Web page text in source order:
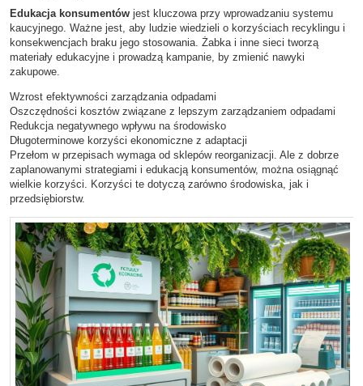
Edukacja konsumentów jest kluczowa przy wprowadzaniu systemu
kaucyjnego. Ważne jest, aby ludzie wiedzieli o korzyściach recyklingu i
konsekwencjach braku jego stosowania. Żabka i inne sieci tworzą
materiały edukacyjne i prowadzą kampanie, by zmienić nawyki
zakupowe.
Wzrost efektywności zarządzania odpadami
Oszczędności kosztów związane z lepszym zarządzaniem odpadami
Redukcja negatywnego wpływu na środowisko
Długoterminowe korzyści ekonomiczne z adaptacji
Przełom w przepisach wymaga od sklepów reorganizacji. Ale z dobrze
zaplanowanymi strategiami i edukacją konsumentów, można osiągnąć
wielkie korzyści. Korzyści te dotyczą zarówno środowiska, jak i
przedsiębiorstw.